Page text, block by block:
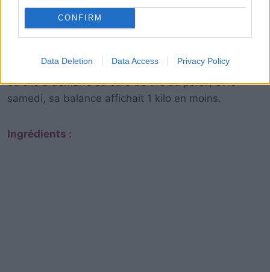
CONFIRM
Data Deletion Data Access Privacy Policy
En effet, cette femme pesait 72 kg le jeudi, le jour
où elle a démarré sa cure de thé au persil, et le
samedi, sa balance affichait 1 kilo en moins.
Ingrédients :